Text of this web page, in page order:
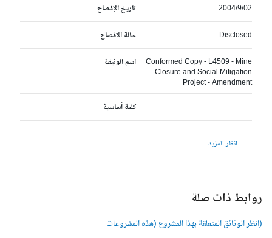
تاريخ الإفصاح 2004/9/02
حالة الافصاح Disclosed
اسم الوثيقة
Conformed Copy - L4509 - Mine
Closure and Social Mitigation
Project - Amendment
كلمة أساسية
انظر المزيد
روابط ذات صلة
(انظر الوثائق المتعلقة بهذا المشروع (هذه المشروعات